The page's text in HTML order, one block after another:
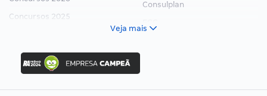
Concursos 2025
Concurso Ibama
Concurso MPU
Editais publicados
Consulplan
Veja mais